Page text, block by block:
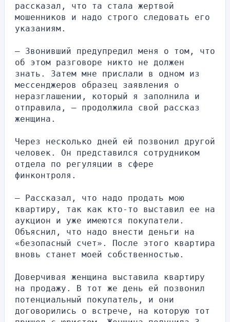
рассказал, что та стала жертвой
мошенников и надо строго следовать его
указаниям.
— Звонивший предупредил меня о том, что
об этом разговоре никто не должен
знать. Затем мне прислали в одном из
мессенджеров образец заявления о
неразглашении, который я заполнила и
отправила, — продолжила свой рассказ
женщина.
Через несколько дней ей позвонил другой
человек. Он представился сотрудником
отдела по регуляции в сфере
финконтроля.
— Рассказал, что надо продать мою
квартиру, так как кто-то выставил ее на
аукцион и уже имеются покупатели.
Объяснил, что надо внести деньги на
«безопасный счет». После этого квартира
вновь станет моей собственностью.
Доверчивая женщина выставила квартиру
на продажу. В тот же день ей позвонил
потенциальный покупатель, и они
договорились о встрече, на которую тот